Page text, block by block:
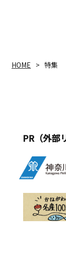
HOME 特集
PR（外部